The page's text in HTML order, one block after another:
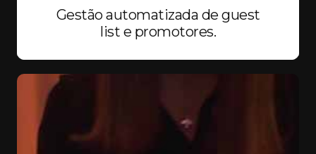
Gestão automatizada de guest
list e promotores.